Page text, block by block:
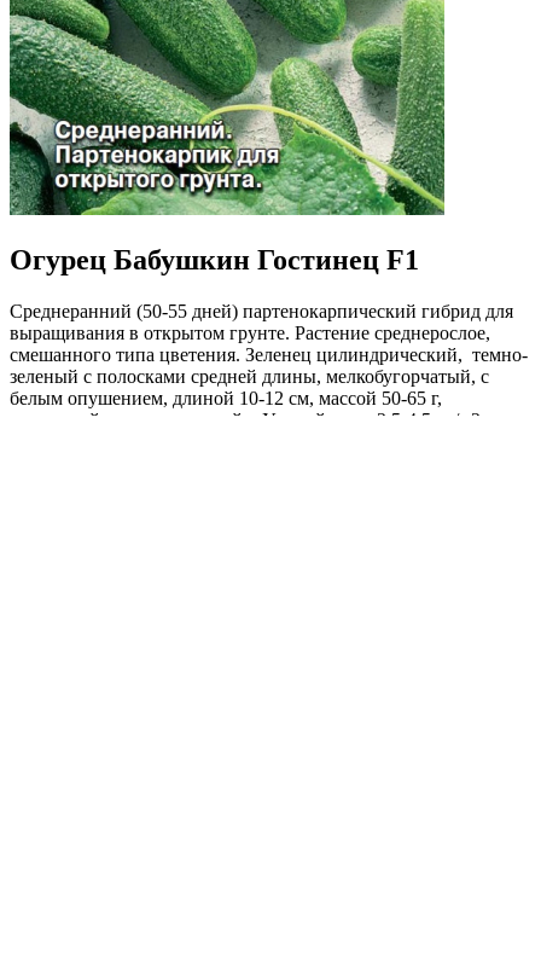
Огурец Бабушкин Гостинец F1
Среднеранний (50-55 дней) партенокарпический гибрид для
выращивания в открытом грунте. Растение среднерослое,
смешанного типа цветения. Зеленец цилиндрический, темно-
зеленый с полосками средней длины, мелкобугорчатый, с
белым опушением, длиной 10-12 см, массой 50-65 г,
хрустящий и очень крепкий. Урожайность 2,5-4,5 кг/м2.